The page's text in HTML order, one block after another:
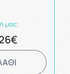
μας: